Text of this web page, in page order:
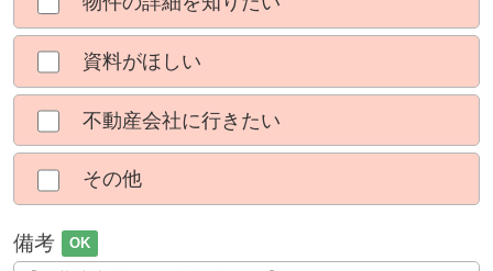
資料がほしい
不動産会社に行きたい
その他
備考 OK